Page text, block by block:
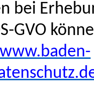
bei
GVO